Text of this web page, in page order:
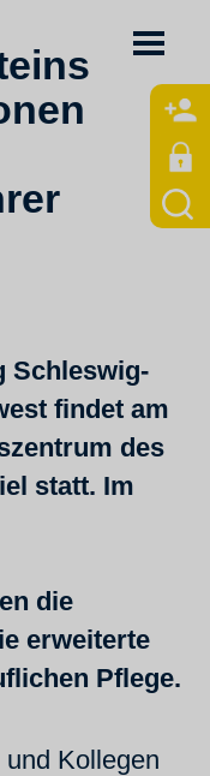
Schleswig-
findet am
des
statt. Im
die
erweiterte
Pflege.
Kollegen